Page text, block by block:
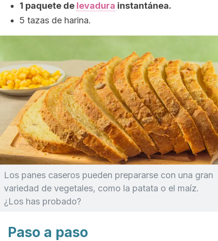
1 paquete de levadura instantánea.
5 tazas de harina.
Los panes caseros pueden prepararse con una gran
variedad de vegetales, como la patata o el maíz.
¿Los has probado?
Paso a paso